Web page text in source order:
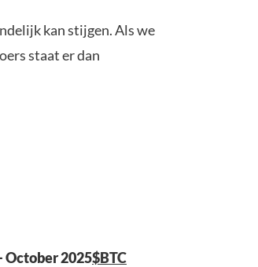
kan stijgen. Als we
staat er dan
October 2025$BTC